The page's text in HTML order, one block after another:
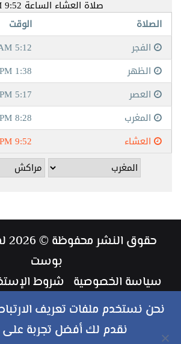
بوست
سياسة الخصوصية شروط
طاقم العمل
ملخص فيسبوكتويتر
نحن نستخدم ملفات تعريف
نقدم لك أفضل تجربة على